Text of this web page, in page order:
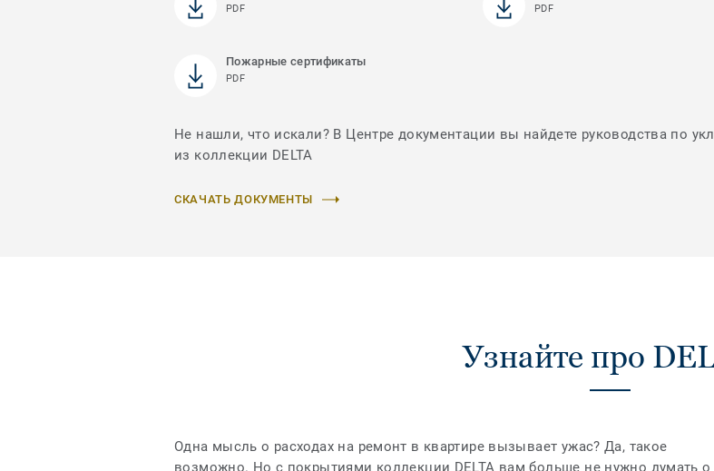
PDF PDF
Пожарные сертификаты
PDF
Не нашли, что искали? В Центре документации вы найдете руководства по
из коллекции DELTA
СКАЧАТЬ ДОКУМЕНТЫ
Узнайте про
Одна мысль о расходах на ремонт в квартире вызывает ужас? Да, такое
возможно. Но с покрытиями коллекции DELTA вам больше не нужно думать о